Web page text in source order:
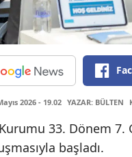
2026 - 19.02 YAZAR: BÜLTEN
33. Dönem
başladı.